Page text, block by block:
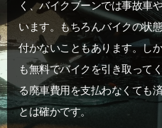
く、バイクブーンでは事故車
います。もちろんバイクの状
付かないこともあります。し
も無料でバイクを引き取って
る廃車費用を支払わなくても
とは確かです。